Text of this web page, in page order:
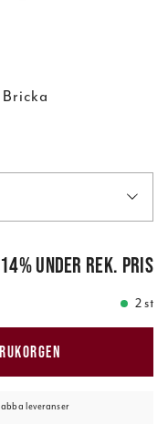
14%under rek. pris
2 st
leveranser